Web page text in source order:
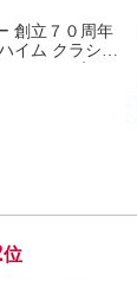
創立７０周年
イム クラシッ
用 水槽 アク
日便
位